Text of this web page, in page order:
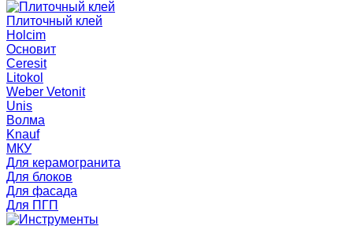
Плиточный клей
Holcim
Основит
Ceresit
Litokol
Weber Vetonit
Unis
Волма
Knauf
МКУ
Для керамогранита
Для блоков
Для фасада
Для ПГП